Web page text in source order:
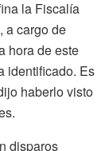
la Fiscalía
a cargo de
hora de este
identificado. Es
haberlo visto
disparos